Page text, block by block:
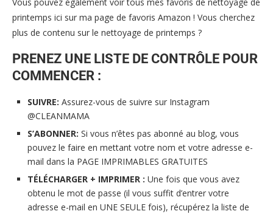
printemps ici sur ma page de favoris Amazon ! Vous cherchez
plus de contenu sur le nettoyage de printemps ?
PRENEZ UNE LISTE DE CONTRÔLE POUR
COMMENCER :
SUIVRE: Assurez-vous de suivre sur Instagram
@CLEANMAMA
S’ABONNER: Si vous n’êtes pas abonné au blog, vous
pouvez le faire en mettant votre nom et votre adresse e-
mail dans la PAGE IMPRIMABLES GRATUITES
TÉLÉCHARGER + IMPRIMER : Une fois que vous avez
obtenu le mot de passe (il vous suffit d’entrer votre
adresse e-mail en UNE SEULE fois), récupérez la liste de